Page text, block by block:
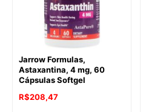
Jarrow Formulas,
Astaxantina, 4 mg, 60
Cápsulas Softgel
R$208,47